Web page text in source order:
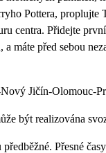
Pottera,
centra. Přidejte
a máte před sebou
Jičín-Olomouc-
být realizována
Přesné